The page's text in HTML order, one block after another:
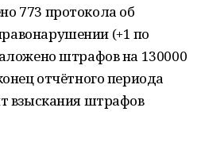
773 протокола об
(+1 по
штрафов на 130000
отчётно­го периода
взыска­ния штрафов